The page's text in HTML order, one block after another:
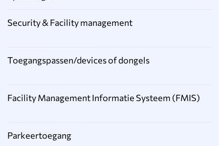
Security & Facility management
Toegangspassen/devices of dongels
Facility Management Informatie Systeem (FMIS)
Parkeertoegang